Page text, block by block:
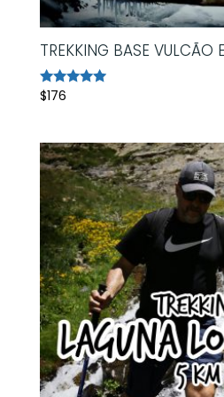
TREKKING BASE VULCÃO
Avaliação
$176